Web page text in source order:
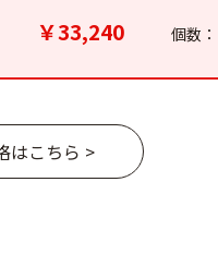
オリジナル国産黒ホ
長さ200ｍ
￥4,180
ル
￥33,240 個数：
はこちら >